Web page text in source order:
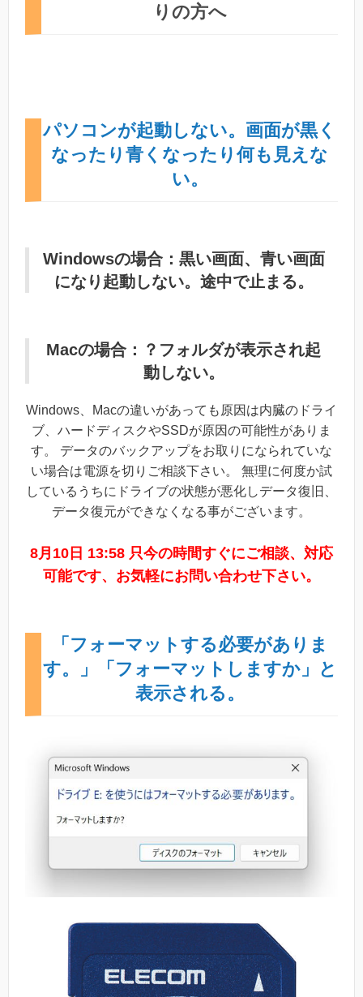
りの方へ
パソコンが起動しない。画面が黒く
なったり青くなったり何も見えな
い。
Windowsの場合：黒い画面、青い画面
になり起動しない。途中で止まる。
Macの場合：？フォルダが表示され起
動しない。
Windows、Macの違いがあっても原因は内臓のドライ
ブ、ハードディスクやSSDが原因の可能性がありま
す。 データのバックアップをお取りになられていな
い場合は電源を切りご相談下さい。 無理に何度か試
しているうちにドライブの状態が悪化しデータ復旧、
データ復元ができなくなる事がございます。
8月10日 13:58 只今の時間すぐにご相談、対応
可能です、お気軽にお問い合わせ下さい。
「フォーマットする必要がありま
す。」「フォーマットしますか」と
表示される。